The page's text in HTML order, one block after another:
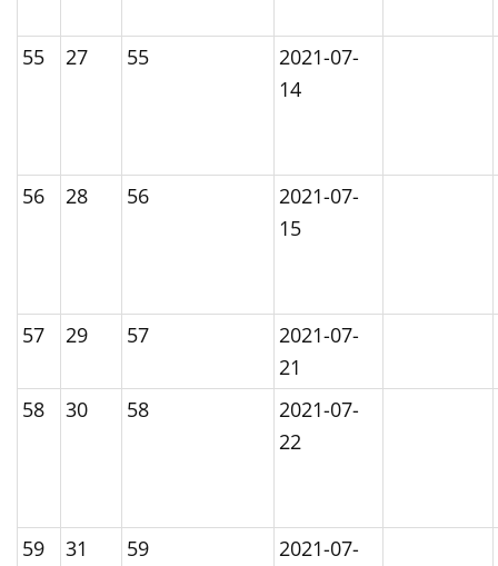
55 27 55
2021-07-
14
56 28 56
2021-07-
15
57 29 57
2021-07-
21
58
30 58
2021-07-
22
59 31 59
2021-07-